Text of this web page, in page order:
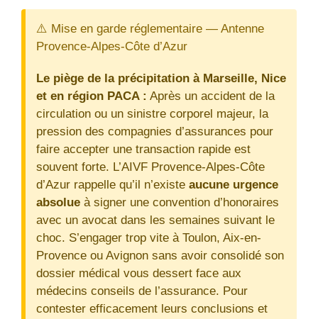
⚠️ Mise en garde réglementaire — Antenne
Provence-Alpes-Côte d’Azur
Le piège de la précipitation à Marseille, Nice
et en région PACA : Après un accident de la
circulation ou un sinistre corporel majeur, la
pression des compagnies d’assurances pour
faire accepter une transaction rapide est
souvent forte. L’AIVF Provence-Alpes-Côte
d’Azur rappelle qu’il n’existe aucune urgence
absolue à signer une convention d’honoraires
avec un avocat dans les semaines suivant le
choc. S’engager trop vite à Toulon, Aix-en-
Provence ou Avignon sans avoir consolidé son
dossier médical vous dessert face aux
médecins conseils de l’assurance. Pour
contester efficacement leurs conclusions et